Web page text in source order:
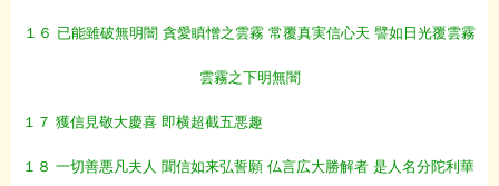
１６ 已能雖破無明闇 貪愛瞋憎之雲霧 常覆真実信心天 譬如日光覆雲霧
雲霧之下明無闇
１７ 獲信見敬大慶喜 即横超截五悪趣
１８ 一切善悪凡夫人 聞信如来弘誓願 仏言広大勝解者 是人名分陀利華